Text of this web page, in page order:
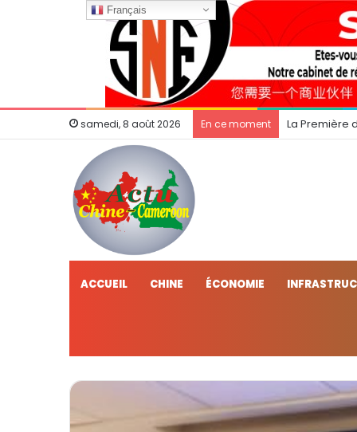
samedi, 8 août 2026 En ce moment La Première
ACCUEIL CHINE ÉCONOMIE
Français